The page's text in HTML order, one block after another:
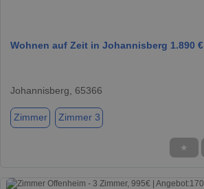
Wohnen auf Zeit in Johannisberg 1.890 €
Johannisberg, 65366
Zimmer Zimmer 3
★